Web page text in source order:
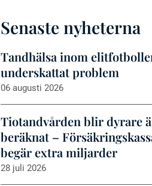
Senaste nyheterna
Tandhälsa inom
underskattat problem
06 augusti 2026
Tiotandvården blir dyrare
beräknat –
begär extra miljarder
28 juli 2026